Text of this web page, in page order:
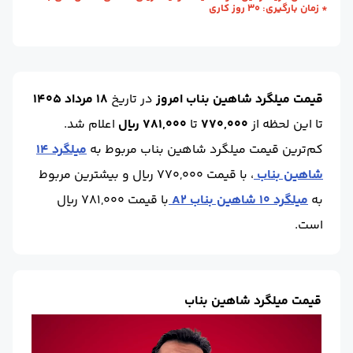
وزن شاخه (kg) :
74.20 * زمان بارگیری: 30 روز کاری
قیمت میلگرد شاهین بناب امروزدر تاریخ 18 مرداد 1405
تا این لحظه از770,000 تا 781,000 ریال
اعلام شد.
کم‌ترین قیمت میلگرد شاهین بناب مربوط به
میلگرد 14
شاهین بناب
، با قیمت 770,000 ریال و بیشترین مربوط
به میلگرد 10 شاهین بناب A2
با قیمت 781,000 ریال
است.
قیمت میلگرد شاهین بناب